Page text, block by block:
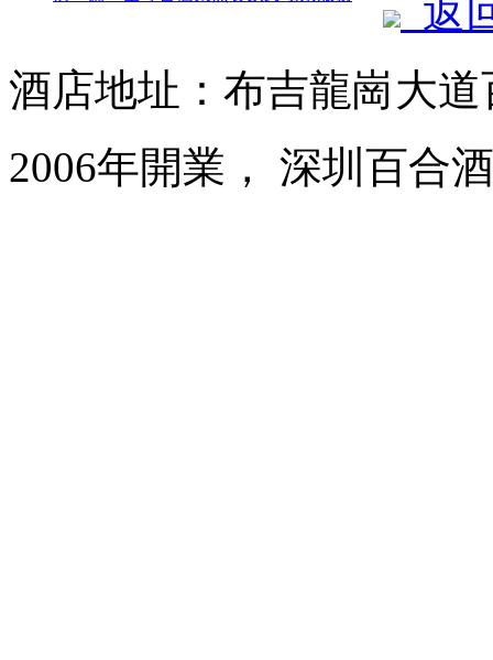
返
酒店地址：布吉龍崗大
2006年開業， 深圳百